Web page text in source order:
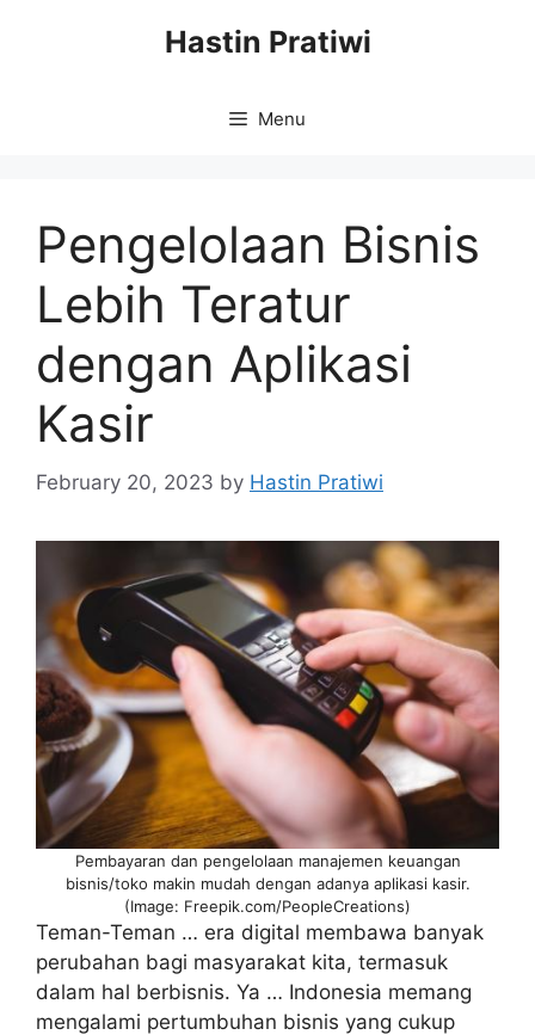
Hastin Pratiwi
Menu
Pengelolaan Bisnis
Lebih Teratur
dengan Aplikasi
Kasir
February 20, 2023 by Hastin Pratiwi
Pembayaran dan pengelolaan manajemen keuangan
bisnis/toko makin mudah dengan adanya aplikasi kasir.
(Image: Freepik.com/PeopleCreations)
Teman-Teman … era digital membawa banyak
perubahan bagi masyarakat kita, termasuk
dalam hal berbisnis. Ya … Indonesia memang
mengalami pertumbuhan bisnis yang cukup